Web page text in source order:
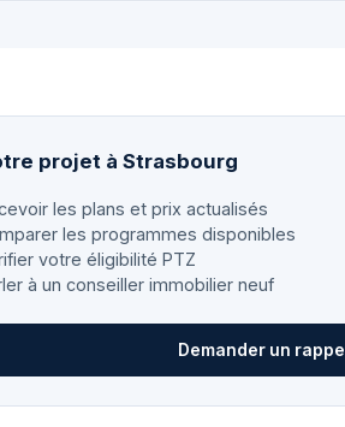
projet à Strasbourg
les plans et prix actualisés
les programmes disponibles
votre éligibilité PTZ
à un conseiller immobilier neuf
Demander un rappel